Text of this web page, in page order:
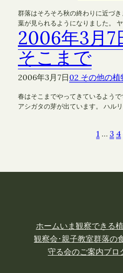
群落はそろそろ秋の終わりに近づ
葉が見られるようになりました。
2006年3月
そこまで
2006年3月7日02 その他の植
春はそこまでやってきているよう
アシガタの芽が出ています。 ハル
1 … 3 4
ホームいま観察できる
観察会･親子教室群落の
守る会のご案内ブロ